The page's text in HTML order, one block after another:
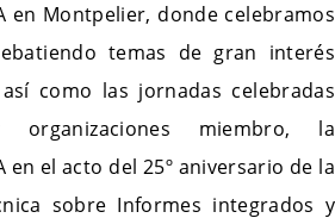
en Montpelier, donde celebramos
temas de gran interés
como las jornadas celebradas
organizaciones miembro, la
en el acto del 25º aniversario de la
sobre Informes integrados y